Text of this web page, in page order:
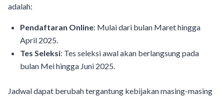
adalah:
Pendaftaran Online: Mulai dari bulan Maret hingga
April 2025.
Tes Seleksi: Tes seleksi awal akan berlangsung pada
bulan Mei hingga Juni 2025.
Jadwal dapat berubah tergantung kebijakan masing-masing